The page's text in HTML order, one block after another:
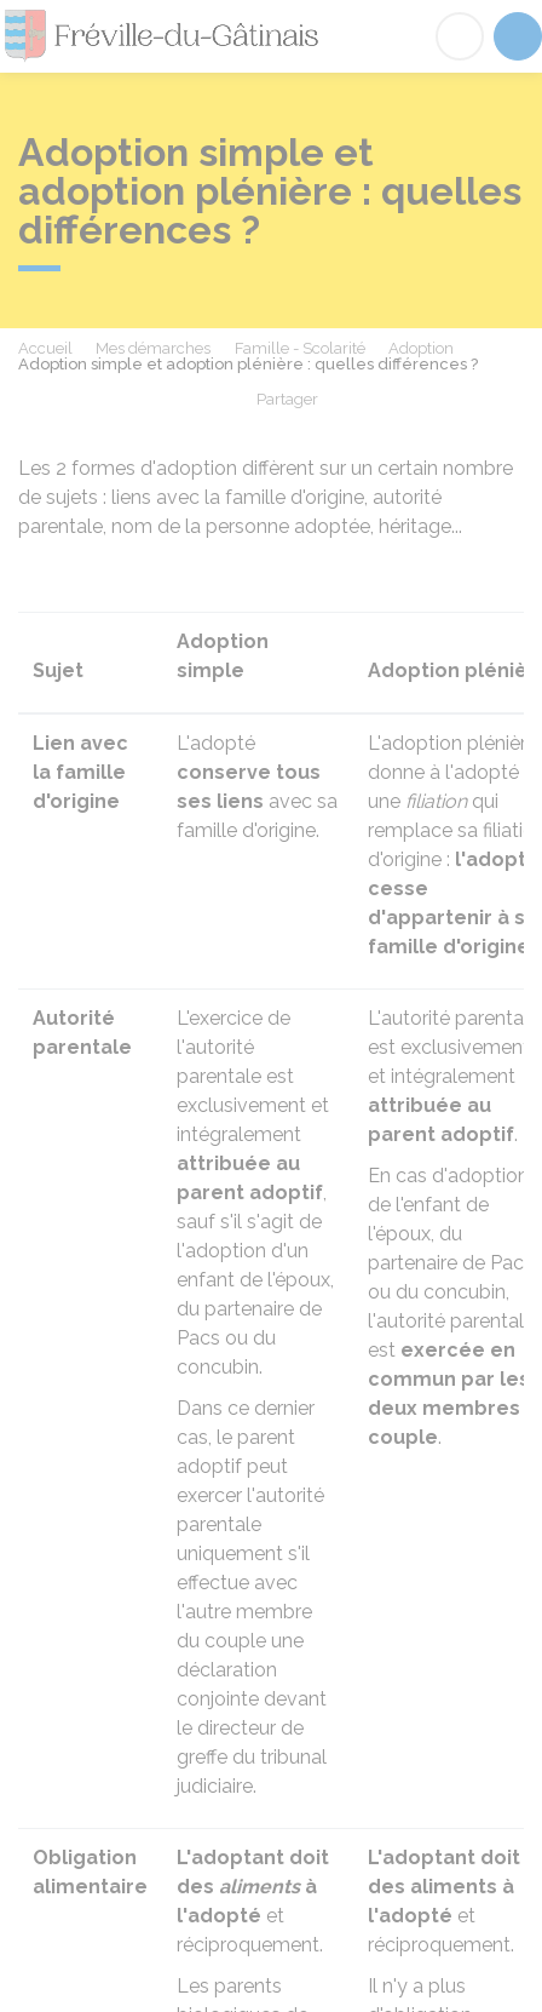
Fréville-du-
Adoption simple et
adoption plénière : quelles
différences ?
Accueil Mes démarches Famille - Scolarité
Adoption
Adoption simple et adoption plénière : quelles différences ?
Partager
Les 2 formes d'adoption diffèrent sur un certain nombre
de sujets : liens avec la famille d'origine, autorité
parentale, nom de la personne adoptée, héritage...
Sujet
Adoption
simple
Adoption
Lien avec
la famille
d'origine
L'adopté
conserve tous
ses liens avec sa
famille d'origine.
L'adoption plénière
donne à l'adopté
une filiationqui
remplace sa
d'origine : l'adopté
cesse
d'appartenir à sa
famille d'origine
Autorité
parentale
L'exercice de
l'autorité
parentale est
exclusivement et
intégralement
attribuée au
parent adoptif,
sauf s'il s'agit de
l'adoption d'un
enfant de l'époux,
du partenaire de
Pacs ou du
concubin.
Dans ce dernier
cas, le parent
adoptif peut
exercer l'autorité
parentale
uniquement s'il
effectue avec
l'autre membre
du couple une
déclaration
conjointe devant
le directeur de
greffe du tribunal
judiciaire.
L'autorité parentale
est exclusivement
et intégralement
attribuée au
parent adoptif.
En cas d'adoption
de l'enfant de
l'époux, du
partenaire de Pacs
ou du concubin,
l'autorité parentale
est exercée en
commun par les
deux membres
couple.
Obligation
alimentaire
L'adoptant doit
des alimentsà
l'adopté et
réciproquement.
Les parents
L'adoptant doit
des aliments à
l'adopté et
réciproquement.
Il n'y a plus